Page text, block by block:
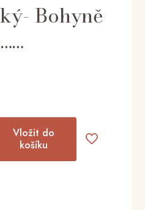
Bohyně
Vložit do
košíku